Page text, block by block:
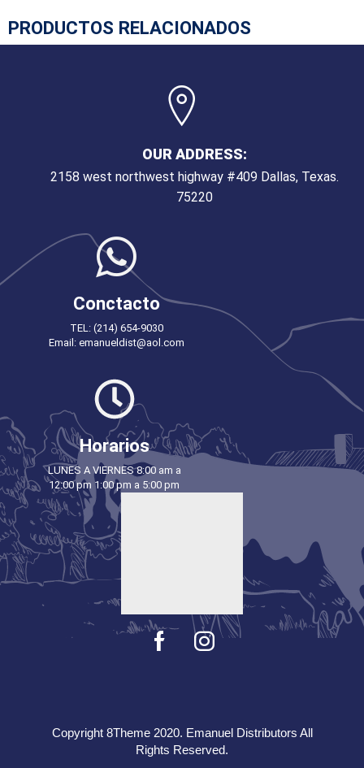
PRODUCTOS RELACIONADOS
OUR ADDRESS:
2158 west northwest highway #409 Dallas, Texas.
75220
Conctacto
TEL: (214) 654-9030
Email: emanueldist@aol.com
Horarios
LUNES A VIERNES 8:00 am a
12:00 pm 1:00 pm a 5:00 pm
Copyright 8Theme 2020. Emanuel Distributors All
Rights Reserved.